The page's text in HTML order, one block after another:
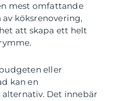
mest omfattande
köksrenovering,
att skapa ett helt
eller
kan en
Det innebär